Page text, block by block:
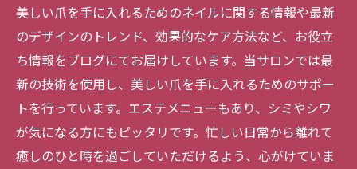
美しい爪を手に入れるためのネイルに関する情報や最新
のデザインのトレンド、効果的なケア方法など、お役立
ち情報をブログにてお届けしています。当サロンでは最
新の技術を使用し、美しい爪を手に入れるためのサポー
トを行っています。エステメニューもあり、シミやシワ
が気になる方にもピッタリです。忙しい日常から離れて
癒しのひと時を過ごしていただけるよう、心がけていま